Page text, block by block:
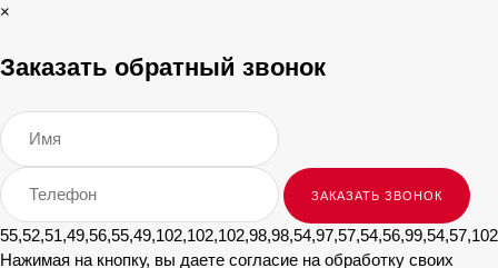
×
Заказать обратный звонок
Нажимая на кнопку, вы даете согласие на обработку своих